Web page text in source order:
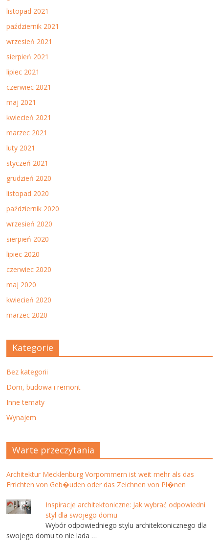
listopad 2021
październik 2021
wrzesień 2021
sierpień 2021
lipiec 2021
czerwiec 2021
maj 2021
kwiecień 2021
marzec 2021
luty 2021
styczeń 2021
grudzień 2020
listopad 2020
październik 2020
wrzesień 2020
sierpień 2020
lipiec 2020
czerwiec 2020
maj 2020
kwiecień 2020
marzec 2020
Kategorie
Bez kategorii
Dom, budowa i remont
Inne tematy
Wynajem
Warte przeczytania
Architektur Mecklenburg Vorpommern ist weit mehr als das
Errichten von Geb�uden oder das Zeichnen von Pl�nen
Inspiracje architektoniczne: Jak wybrać odpowiedni
styl dla swojego domu
Wybór odpowiedniego stylu architektonicznego dla
swojego domu to nie lada …